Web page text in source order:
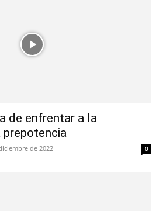
de enfrentar a la
prepotencia
de 2022 0